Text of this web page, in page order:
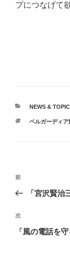
プにつなげて
カ
ゴ
NEWS &
タ
ベルガーディア
投
ビ
ゲ
前
の
稿
前
「宮沢賢
次
の
次
「風の電話を